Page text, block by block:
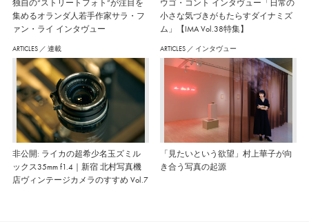
独自の“ストリートフォト”が注目を
集めるオランダ人若手作家サラ・フ
ァン・ライ インタヴュー
ウゴ・コント インタヴュー「日常の
小さな気づきがもたらすダイナミズ
ム」【IMA Vol.38特集】
ARTICLES ／ 連載
非公開: ライカの超希少名玉ズミル
ックス35mm f1.4｜新宿 北村写真機
店ヴィンテージカメラのすすめ Vol.7
ARTICLES ／ インタヴュー
「見たいという欲望」村上華子が向
き合う写真の起源